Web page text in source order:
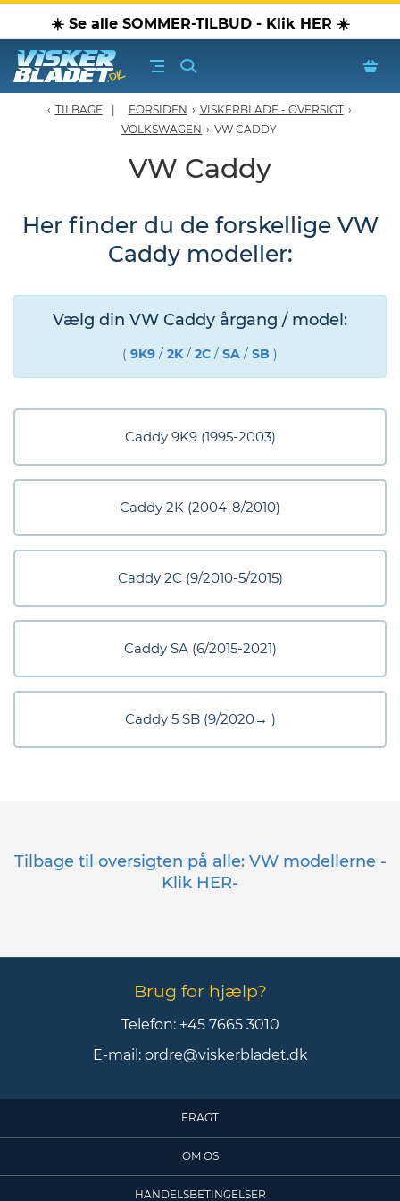
☀️ Se alle SOMMER-TILBUD - Klik HER ☀️
- Oversigt
olier & spray
Produkter
TILBAGE FORSIDEN › VISKERBLADE - OVERSIGT ›
VOLKSWAGEN › VW CADDY
VW Caddy
Her finder du de forskellige VW
Caddy modeller:
Vælg din VW Caddy årgang / model:
( 9K9 / 2K/ 2C / SA / SB )
Caddy 9K9 (1995-2003)
Caddy 2K (2004-8/2010)
Caddy 2C (9/2010-5/2015)
Caddy SA (6/2015-2021)
Caddy 5 SB (9/2020→ )
Tilbage til oversigten på alle: VW modellerne -
Klik HER-
Brug for hjælp?
Telefon: +45 7665 3010
E-mail: ordre@viskerbladet.dk
FRAGT
OM OS
HANDELSBETINGELSER